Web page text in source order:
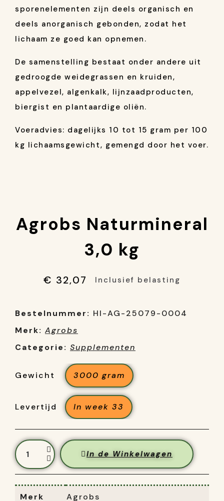
sporenelementen zijn deels organisch en
deels anorganisch gebonden, zodat het
lichaam ze goed kan opnemen.
De samenstelling bestaat onder andere uit
gedroogde weidegrassen en kruiden,
appelvezel, algenkalk, lijnzaadproducten,
biergist en plantaardige oliën.
Voeradvies: dagelijks 10 tot 15 gram per 100
kg lichaamsgewicht, gemengd door het voer.
Agrobs Naturmineral
3,0 kg
€ 32,07 Inclusief belasting
Bestelnummer: HI-AG-25079-0004
Merk: Agrobs
Categorie: Supplementen
Gewicht 3000 gram
Levertijd In week 33
In de Winkelwagen
Merk Agrobs